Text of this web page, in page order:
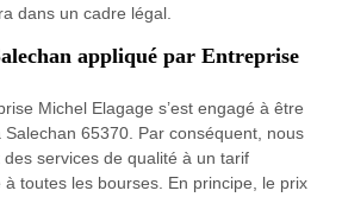
dans un cadre légal.
appliqué par Entreprise
Michel Elagage s’est engagé à être
65370. Par conséquent, nous
services de qualité à un tarif
toutes les bourses. En principe, le prix